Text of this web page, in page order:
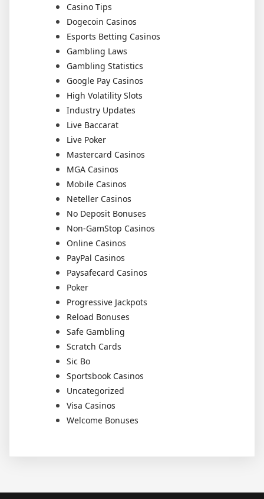
Casino Tips
Dogecoin Casinos
Esports Betting Casinos
Gambling Laws
Gambling Statistics
Google Pay Casinos
High Volatility Slots
Industry Updates
Live Baccarat
Live Poker
Mastercard Casinos
MGA Casinos
Mobile Casinos
Neteller Casinos
No Deposit Bonuses
Non-GamStop Casinos
Online Casinos
PayPal Casinos
Paysafecard Casinos
Poker
Progressive Jackpots
Reload Bonuses
Safe Gambling
Scratch Cards
Sic Bo
Sportsbook Casinos
Uncategorized
Visa Casinos
Welcome Bonuses